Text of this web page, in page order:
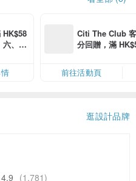
六、日
用
Citi The Club
分回贈，滿
前往活動頁
逛設計品牌
4.9 (1,781)